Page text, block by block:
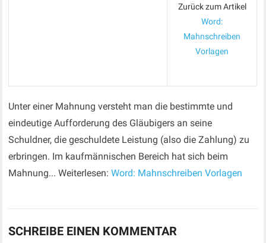
Zurück zum Artikel
Word:
Mahnschreiben
Vorlagen
Unter einer Mahnung versteht man die bestimmte und
eindeutige Aufforderung des Gläubigers an seine
Schuldner, die geschuldete Leistung (also die Zahlung) zu
erbringen. Im kaufmännischen Bereich hat sich beim
Mahnung... Weiterlesen:Word: Mahnschreiben Vorlagen
SCHREIBE EINEN KOMMENTAR